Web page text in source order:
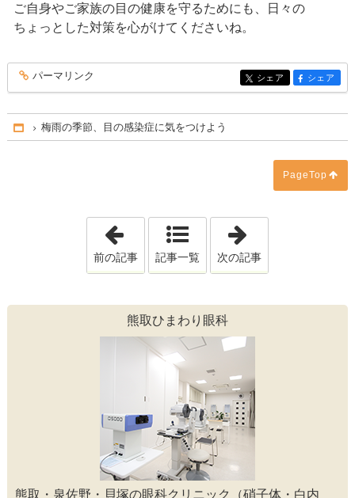
ご自身やご家族の目の健康を守るためにも、日々の
ちょっとした対策を心がけてくださいね。
entry220
パーマリンク entry220
シェア entry220
シェア
Home
梅雨の季節、目の感染症に気をつけよう
PageTop
「春の学校検診について」
前の記事 記事一覧 次の記事
熊取ひまわり眼科
熊取・泉佐野・貝塚の眼科クリニック（硝子体・白内